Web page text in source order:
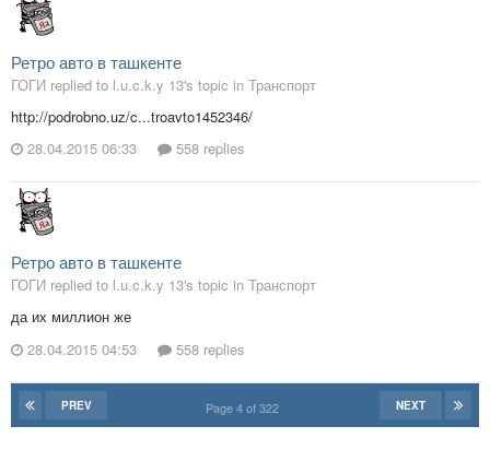
Ретро авто в ташкенте
ГОГИ replied to l.u.c.k.y 13's topic in Транспорт
http://podrobno.uz/c...troavto1452346/
28.04.2015 06:33
558 replies
Ретро авто в ташкенте
ГОГИ replied to l.u.c.k.y 13's topic in Транспорт
да их миллион же
28.04.2015 04:53
558 replies
PREV NEXT
Page 4 of 322